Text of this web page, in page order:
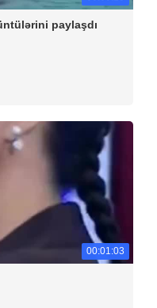
paylaşdı
00:01:03